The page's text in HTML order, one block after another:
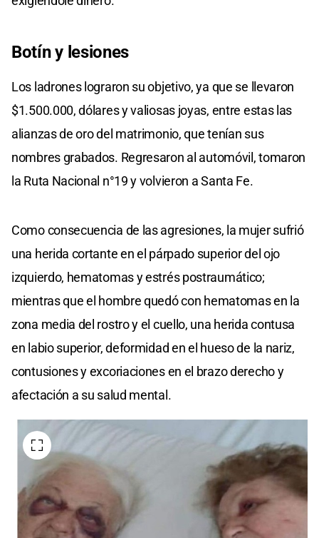
Botín y lesiones
Los ladrones lograron su objetivo, ya que se llevaron
$1.500.000, dólares y valiosas joyas, entre estas las
alianzas de oro del matrimonio, que tenían sus
nombres grabados. Regresaron al automóvil, tomaron
la Ruta Nacional n°19 y volvieron a Santa Fe.
Como consecuencia de las agresiones, la mujer sufrió
una herida cortante en el párpado superior del ojo
izquierdo, hematomas y estrés postraumático;
mientras que el hombre quedó con hematomas en la
zona media del rostro y el cuello, una herida contusa
en labio superior, deformidad en el hueso de la nariz,
contusiones y excoriaciones en el brazo derecho y
afectación a su salud mental.